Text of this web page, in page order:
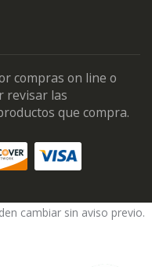
compras on line o
revisar las
que compra.
cambiar sin aviso previo.